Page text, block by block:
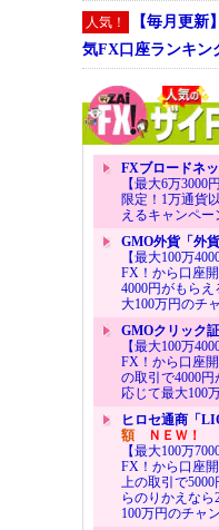
人気！
【毎月更新
気FX口座ランキン
FXブロードネ
【最大6万3000
限定！1万通貨
えるキャンペー
GMO外貨「外貨
【最大100万
FX！から口座
4000円がもら
大100万円のチ
GMOクリック
【最大100万
FX！から口座
の取引で4000
応じて最大100
ヒロセ通商「
額ＮＥＷ！
【最大100万
FX！から口座
上の取引で
らのりかえな
100万円のチャ